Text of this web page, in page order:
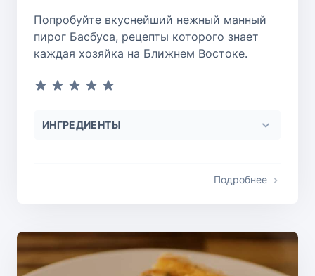
Попробуйте вкуснейший нежный манный
пирог Басбуса, рецепты которого знает
каждая хозяйка на Ближнем Востоке.
ИНГРЕДИЕНТЫ
Подробнее